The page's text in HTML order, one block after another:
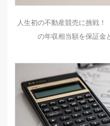
人生初の不動産競売に挑戦
の年収相当額を保証金